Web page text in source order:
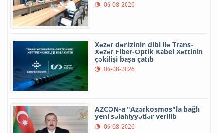
06-08-2026
Xəzər dənizinin dibi ilə Trans-
Xəzər Fiber-Optik Kabel Xəttinin
çəkilişi başa çatıb
06-08-2026
AZCON-a "Azərkosmos"la bağlı
yeni səlahiyyətlər verilib
06-08-2026